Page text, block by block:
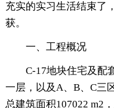
充实的实习生活结束了
获。
一、工程概况
C-17地块住宅及配
一层，以及A、B、C三
总建筑面积107022 m2